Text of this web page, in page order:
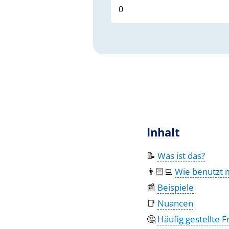
Inhalt
📝 Was ist das?
👨🏻‍💻 Wie benutzt
📰 Beispiele
📑 Nuancen
🤔 Häufig gestellte